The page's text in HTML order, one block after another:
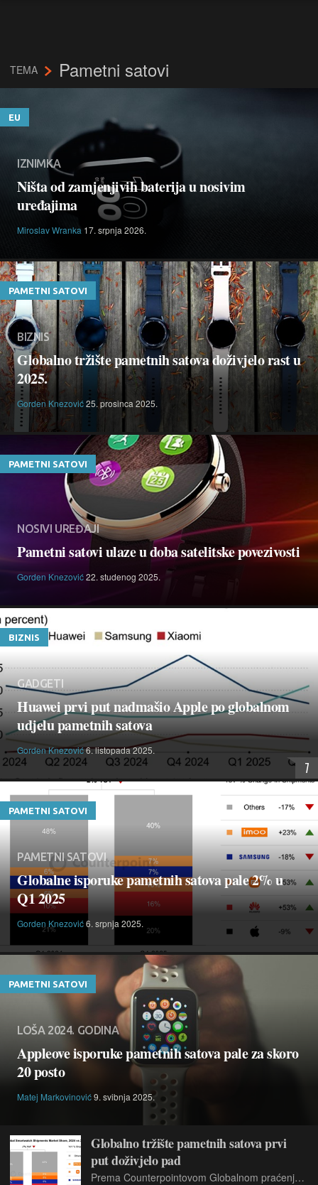
TEMA Pametni satovi
EU
IZNIMKA
Ništa od zamjenjivih baterija u nosivim
uređajima
Miroslav Wranka 17. srpnja 2026.
PAMETNI SATOVI
BIZNIS
Globalno tržište pametnih satova doživjelo rast u
2025.
Gorden Knezović25. prosinca 2025.
PAMETNI SATOVI
NOSIVI UREĐAJI
Pametni satovi ulaze u doba satelitske povezivosti
Gorden Knezović22. studenog 2025.
BIZNIS
GADGETI
Huawei prvi put nadmašio Apple po globalnom
udjelu pametnih satova
Gorden Knezović6. listopada 2025.
7
PAMETNI SATOVI
PAMETNI SATOVI
Globalne isporuke pametnih satova pale 2% u
Q1 2025
Gorden Knezović6. srpnja 2025.
PAMETNI SATOVI
LOŠA 2024. GODINA
Appleove isporuke pametnih satova pale za skoro
20 posto
Matej Markovinović9. svibnja 2025.
Globalno tržište pametnih satova prvi
put doživjelo pad
Prema Counterpointovom Globalnom praćenju isporuka pametnih satova po modelu, Q4 2024, globalne isporuke pametnih satova pale su 7% na godišnjoj razini u 2024. godini, što je uopće prvi pad na tržištu